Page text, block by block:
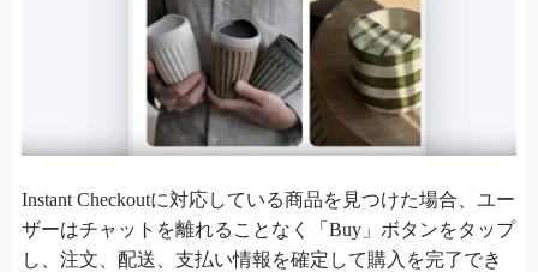
Instant Checkoutに対応している商品を見つけた場合、ユー
ザーはチャットを離れることなく「Buy」ボタンをタップ
し、注文、配送、支払い情報を確定して購入を完了でき